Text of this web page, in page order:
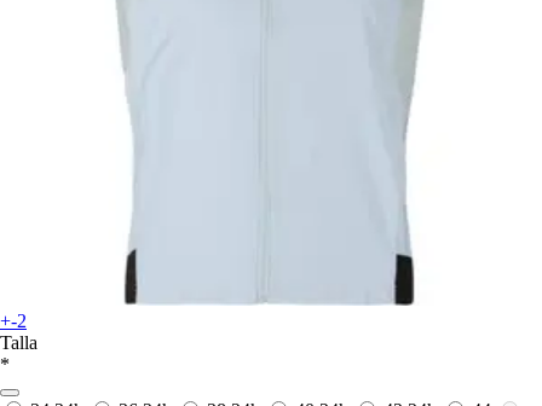
+-2
Talla
*